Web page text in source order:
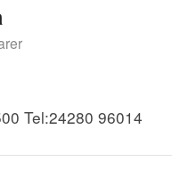
Tel:24280 96014